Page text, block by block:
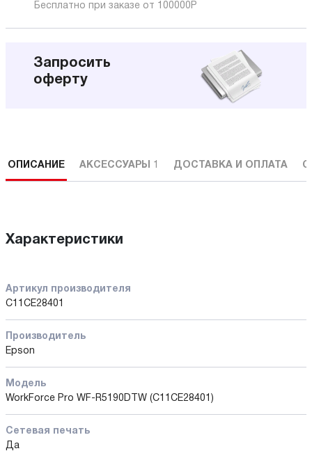
Бесплатно при заказе от 100000 Р
Запросить
оферту
ОПИСАНИЕ АКСЕССУАРЫ 1 ДОСТАВКА И ОПЛАТА
Характеристики
Артикул производителя
C11CE28401
Производитель
Epson
Модель
WorkForce Pro WF-R5190DTW (C11CE28401)
Сетевая печать
Да